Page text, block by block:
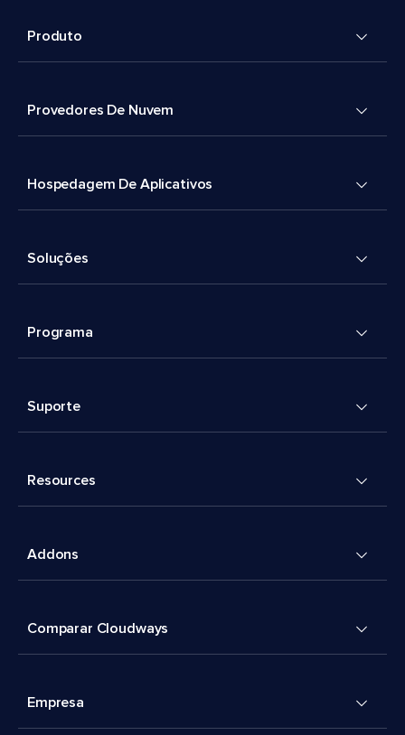
Produto
Provedores De Nuvem
Hospedagem De Aplicativos
Soluções
Programa
Suporte
Resources
Addons
Comparar Cloudways
Empresa